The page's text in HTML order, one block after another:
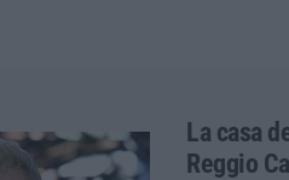
La casa
Reggio